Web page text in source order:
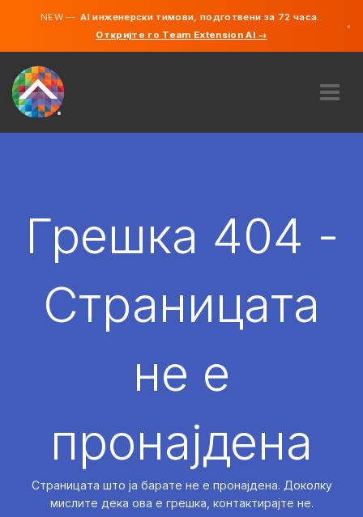
NEW —AI инженерски тимови, подготвени за 72 часа.
Откријте го Team Extension AI →
×
АНГАЖИРАЈ
Грешка 404 -
Страницата
не е
пронајдена
Страницата што ја барате не е пронајдена. Доколку
мислите дека ова е грешка, контактирајте не.